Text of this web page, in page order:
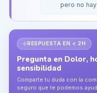
pero no
A mí me ha
RESPUESTA EN < 2H
Pregunta en Dolor,
sensibilidad
Comparte tu duda con la
seguro que te podemos